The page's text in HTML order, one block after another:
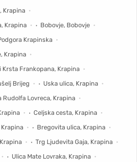
Krapina
Krapina
Bobovje, Bobovje
Krapinska
Krapina
Krsta Frankopana, Krapina
Brijeg
Uska ulica, Krapina
Rudolfa Lovreca, Krapina
Celjska cesta, Krapina
Bregovita ulica, Krapina
Trg Ljudevita Gaja, Krapina
Ulica Mate Lovraka, Krapina